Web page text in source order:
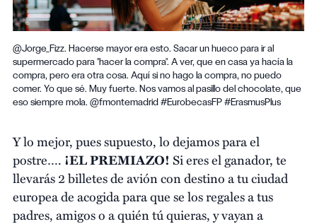
@Jorge_Fizz. Hacerse mayor era esto. Sacar un hueco para ir al
supermercado para "hacer la compra". A ver, que en casa ya hacía la
compra, pero era otra cosa. Aquí si no hago la compra, no puedo
comer. Yo que sé. Muy fuerte. Nos vamos al pasillo del chocolate, que
eso siempre mola. @fmontemadrid #EurobecasFP #ErasmusPlus
Y lo mejor, pues supuesto, lo dejamos para el
postre…. ¡EL PREMIAZO! Si eres el ganador, te
llevarás 2 billetes de avión con destino a tu ciudad
europea de acogida para que se los regales a tus
padres, amigos o a quién tú quieras, y vayan a